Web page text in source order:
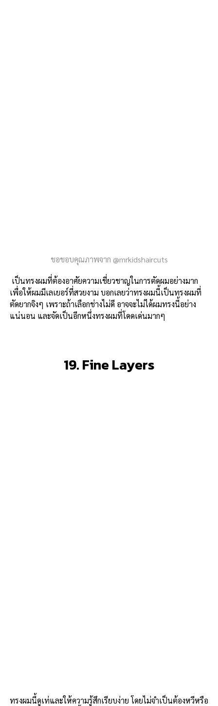
ขอขอบคุณภาพจาก @mrkidshaircuts
เป็นทรงผมที่ต้องอาศัยความเชี่ยวชาญในการตัดผมอย่างมาก
เพื่อให้ผมมีเลเยอร์ที่สวยงาม บอกเลยว่าทรงผมนี้เป็นทรงผมที่
ตัดยากจิงๆ เพราะถ้าเลือกช่างไม่ดี อาจจะไม่ได้ผมทรงนี้อย่าง
แน่นอน และจัดเป็นอีกหนึ่งทรงผมที่โดดเด่นมากๆ
19. Fine Layers
ทรงผมนี้ดูเท่และให้ความรู้สึกเรียบง่าย โดยไม่จำเป็นต้องหวีหรือ